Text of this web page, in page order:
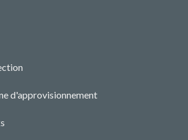
on
d'approvisionnement